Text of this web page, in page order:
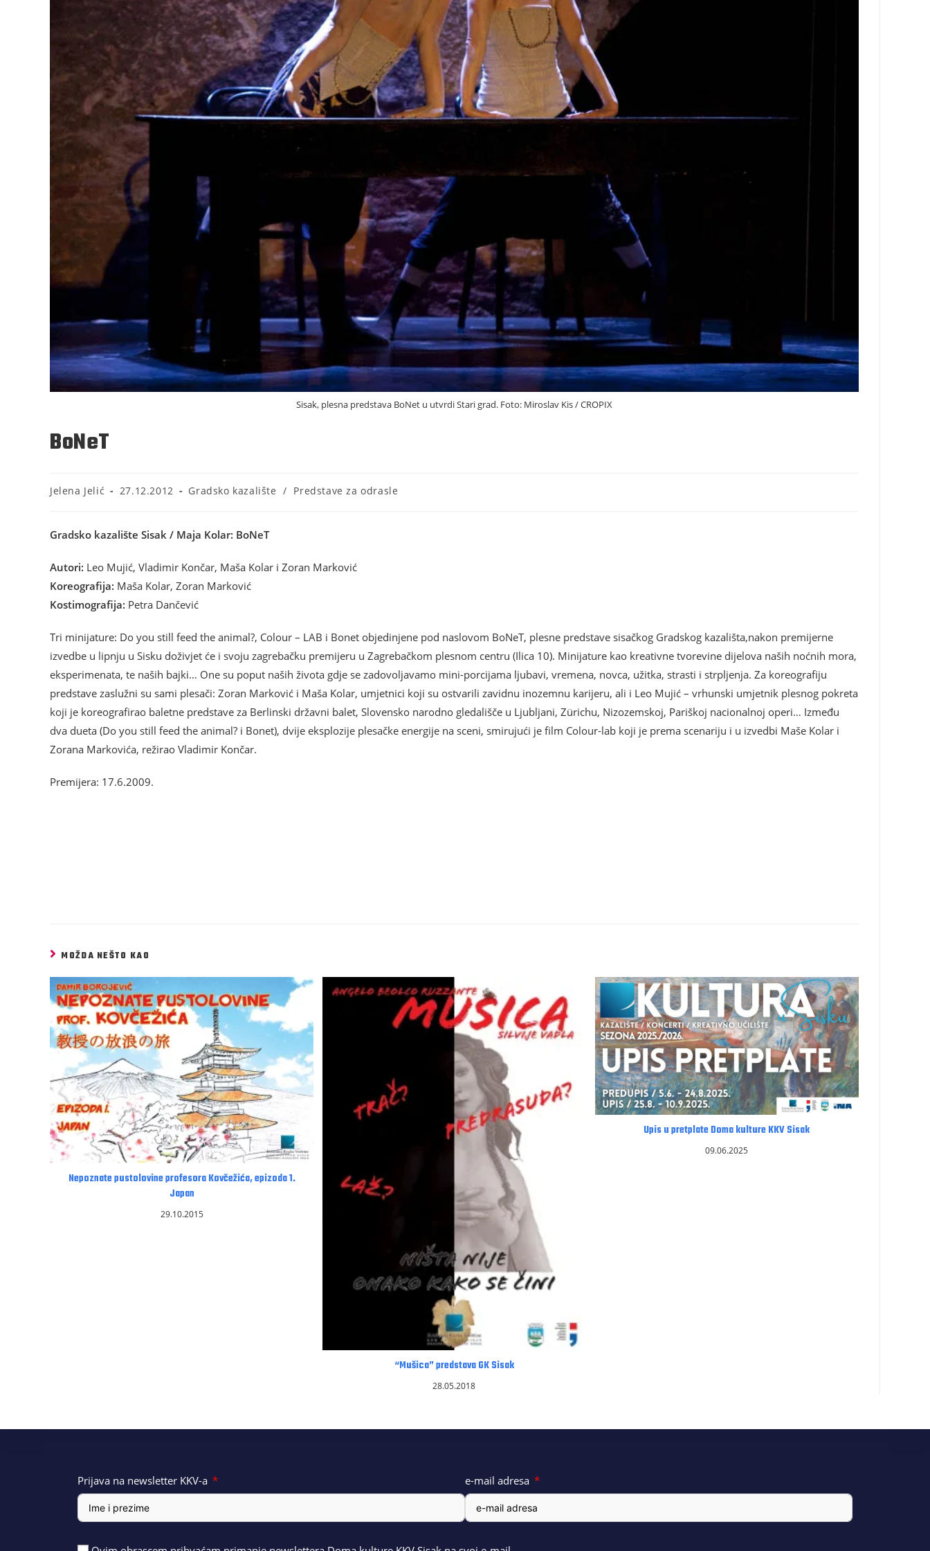
Sisak, plesna predstava BoNet u utvrdi Stari grad. Foto: Miroslav Kis / CROPIX
BoNeT
Jelena Jelić 27.12.2012 Gradsko kazalište / Predstave za odrasle
Gradsko kazalište Sisak / Maja Kolar: BoNeT
Autori: Leo Mujić, Vladimir Končar, Maša Kolar i Zoran Marković
Koreografija: Maša Kolar, Zoran Marković
Kostimografija: Petra Dančević
Tri minijature: Do you still feed the animal?, Colour – LAB i Bonet objedinjene pod naslovom BoNeT, plesne predstave sisačkog Gradskog kazališta,nakon premijerne
izvedbe u lipnju u Sisku doživjet će i svoju zagrebačku premijeru u Zagrebačkom plesnom centru (Ilica 10). Minijature kao kreativne tvorevine dijelova naših noćnih mora,
eksperimenata, te naših bajki… One su poput naših života gdje se zadovoljavamo mini-porcijama ljubavi, vremena, novca, užitka, strasti i strpljenja. Za koreografiju
predstave zaslužni su sami plesači: Zoran Marković i Maša Kolar, umjetnici koji su ostvarili zavidnu inozemnu karijeru, ali i Leo Mujić – vrhunski umjetnik plesnog pokreta
koji je koreografirao baletne predstave za Berlinski državni balet, Slovensko narodno gledališče u Ljubljani, Zürichu, Nizozemskoj, Pariškoj nacionalnoj operi… Između
dva dueta (Do you still feed the animal? i Bonet), dvije eksplozije plesačke energije na sceni, smirujući je film Colour-lab koji je prema scenariju i u izvedbi Maše Kolar i
Zorana Markovića, režirao Vladimir Končar.
Premijera: 17.6.2009.
MOŽDA NEŠTO KAO
Nepoznate pustolovine profesora Kovčežića, epizoda 1.
Japan
29.10.2015
“Mušica” predstava GK Sisak
28.05.2018
Upis u pretplate Doma kulture KKV Sisak
09.06.2025
Prijava na newsletter KKV-a e-mail adresa